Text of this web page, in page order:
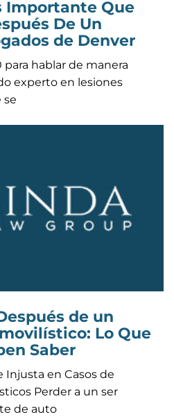
Importante Que
De Un
de Denver
para hablar de manera
experto en lesiones
se
de un
Lo Que
Saber
en Casos de
Perder a un ser
de auto